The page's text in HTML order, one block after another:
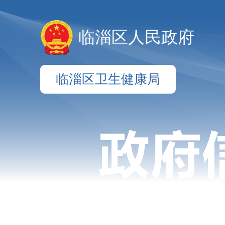
临淄区人民政府
临淄区卫生健康局